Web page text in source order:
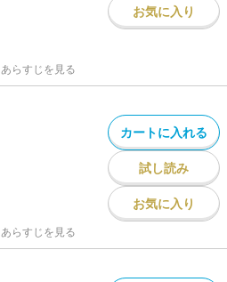
お気に入り
あらすじを見る
カートに入れる
試し読み
お気に入り
あらすじを見る